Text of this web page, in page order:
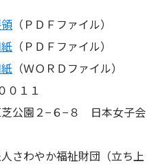
（ＰＤＦファイル）
（ＰＤＦファイル）
（ＷＯＲＤファイル）
０１１
−６−８ 日本女子会
福祉財団（立ち上